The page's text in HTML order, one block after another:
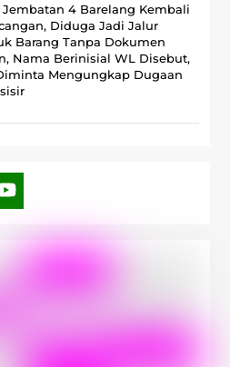
Jembatan 4 Barelang Kembali
Diduga Jadi Jalur
Barang Tanpa Dokumen
Nama Berinisial WL Disebut,
Mengungkap Dugaan